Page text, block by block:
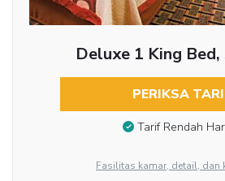
Deluxe 1 King Bed,
PERIKSA
Tarif Rendah
Fasilitas kamar, detail, dan